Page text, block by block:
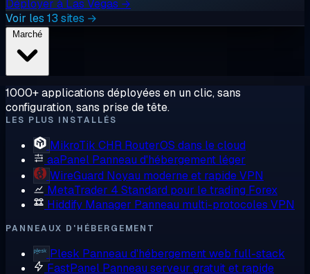
Déployer à Las Vegas →
Voir les 13 sites →
1000+ applications déployées en un clic, sans
configuration, sans prise de tête.
LES PLUS INSTALLÉS
MikroTik CHR RouterOS dans le cloud
aaPanel Panneau d'hébergement léger
WireGuard Noyau moderne et rapide VPN
MetaTrader 4 Standard pour le trading Forex
Hiddify Manager Panneau multi-protocoles VPN
PANNEAUX D'HÉBERGEMENT
Plesk Panneau d'hébergement web full-stack
FastPanel Panneau serveur gratuit et rapide